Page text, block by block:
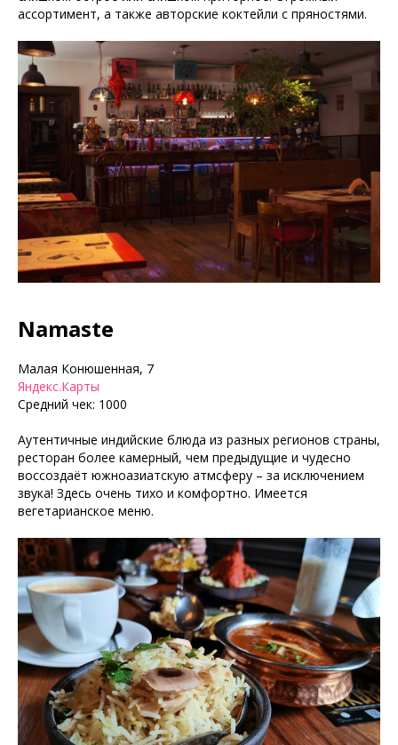
ассортимент, а также авторские коктейли с пряностями.
Namaste
Малая Конюшенная, 7
Яндекс.Карты
Средний чек: 1000
Аутентичные индийские блюда из разных регионов страны,
ресторан более камерный, чем предыдущие и чудесно
воссоздаёт южноазиатскую атмсферу – за исключением
звука! Здесь очень тихо и комфортно. Имеется
вегетарианское меню.